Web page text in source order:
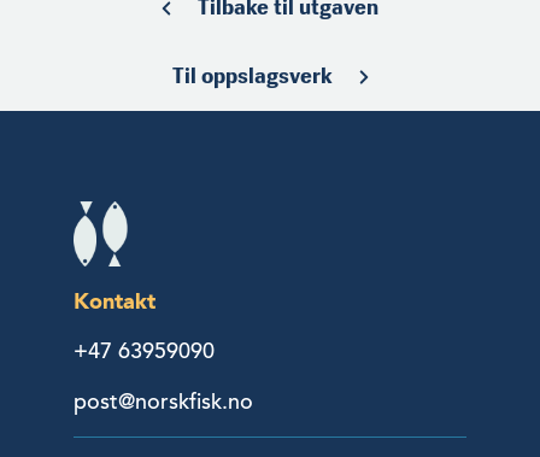
Tilbake til utgaven
Til oppslagsverk
Kontakt
+47 63959090
post@norskfisk.no